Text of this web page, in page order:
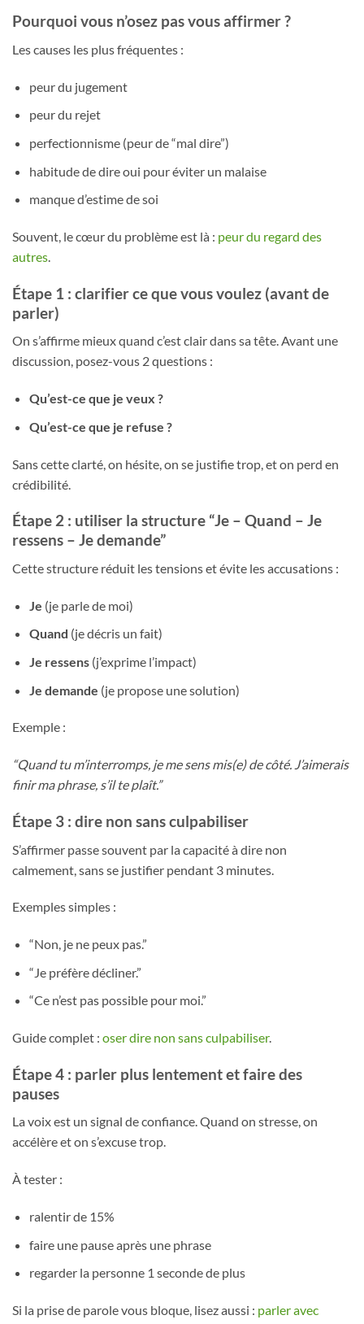
Pourquoi vous n’osez pas vous affirmer ?
Les causes les plus fréquentes :
peur du jugement
peur du rejet
perfectionnisme (peur de “mal dire”)
habitude de dire oui pour éviter un malaise
manque d’estime de soi
Souvent, le cœur du problème est là : peur du regard des
autres.
Étape 1 : clarifier ce que vous voulez (avant de
parler)
On s’affirme mieux quand c’est clair dans sa tête. Avant une
discussion, posez-vous 2 questions :
Qu’est-ce que je veux ?
Qu’est-ce que je refuse ?
Sans cette clarté, on hésite, on se justifie trop, et on perd en
crédibilité.
Étape 2 : utiliser la structure “Je – Quand – Je
ressens – Je demande”
Cette structure réduit les tensions et évite les accusations :
Je (je parle de moi)
Quand (je décris un fait)
Je ressens(j’exprime l’impact)
Je demande (je propose une solution)
Exemple :
“Quand tu m’interromps, je me sens mis(e) de côté. J’aimerais
finir ma phrase, s’il te plaît.”
Étape 3 : dire non sans culpabiliser
S’affirmer passe souvent par la capacité à dire non
calmement, sans se justifier pendant 3 minutes.
Exemples simples :
“Non, je ne peux pas.”
“Je préfère décliner.”
“Ce n’est pas possible pour moi.”
Guide complet : oser dire non sans culpabiliser.
Étape 4 : parler plus lentement et faire des
pauses
La voix est un signal de confiance. Quand on stresse, on
accélère et on s’excuse trop.
À tester :
ralentir de 15%
faire une pause après une phrase
regarder la personne 1 seconde de plus
Si la prise de parole vous bloque, lisez aussi : parler avec